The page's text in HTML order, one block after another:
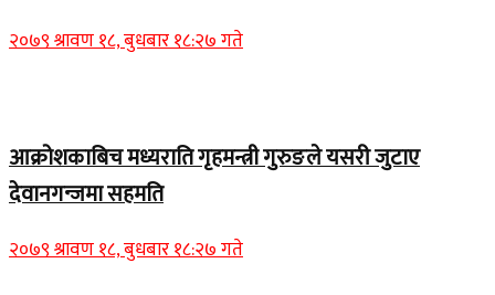
२०७९ श्रावण १८, बुधबार १८:२७ गते
आक्रोशकाबिच मध्यराति गृहमन्त्री गुरुङले यसरी जुटाए
देवानगन्जमा सहमति
२०७९ श्रावण १८, बुधबार १८:२७ गते